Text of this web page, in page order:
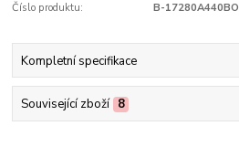
Číslo produktu: B-17280A440BO
Kompletní specifikace
Související zboží 8